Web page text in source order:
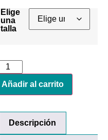
Elige
una
talla
Añadir al carrito
Descripción